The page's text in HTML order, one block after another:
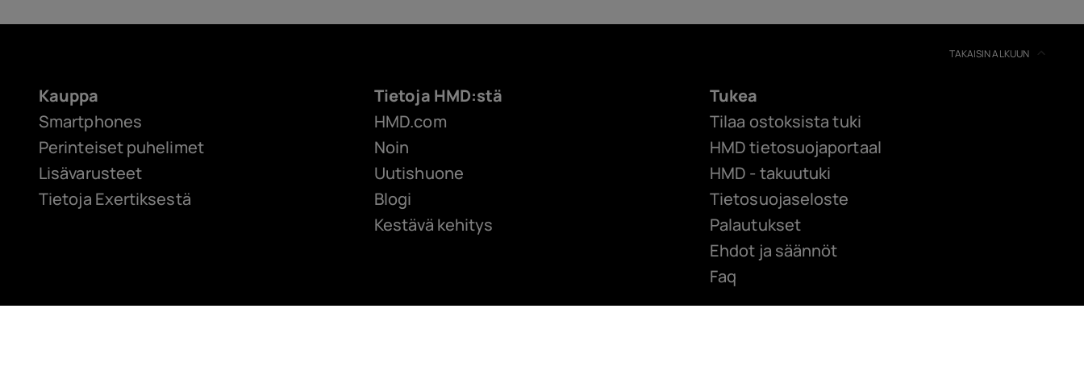
TAKAISIN ALKUUN
Kauppa
Smartphones
Perinteiset puhelimet
Lisävarusteet
Tietoja Exertiksestä
Tietoja HMD:stä
HMD.com
Noin
Uutishuone
Blogi
Kestävä kehitys
Tukea
Tilaa ostoksista tuki
HMD tietosuojaportaal
HMD - takuutuki
Tietosuojaseloste
Palautukset
Ehdot ja säännöt
Faq